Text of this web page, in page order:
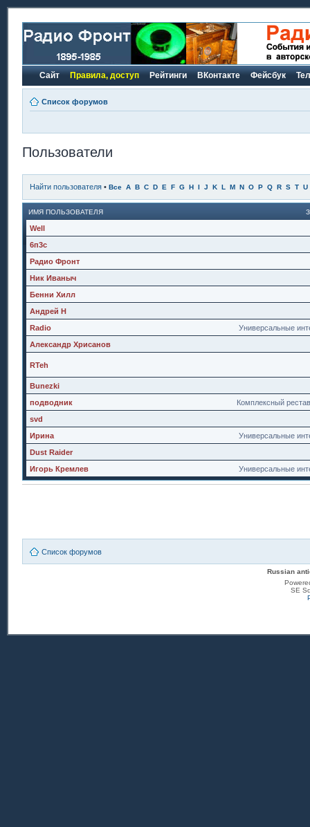
Сайт Правила, доступ Рейтинги ВКонтакте Фейсбук
Список форумов
Пользователи
Найти пользователя • Все A B C D E F G H I J K L M N O P Q R S T U
ИМЯ ПОЛЬЗОВАТЕЛЯ
Well
6п3с
Радио Фронт
Ник Иваныч
Бенни Хилл
Андрей Н
Универсальные
Radio
Александр Хрисанов
RTeh
Bunezki
Комплексный
подводник
svd
Универсальные
Ирина
Dust Raider
Универсальные
Игорь Кремлев
Список форумов
Russian
SE